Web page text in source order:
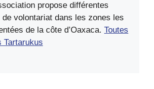
propose différentes
volontariat dans les zones les
de la côte d’Oaxaca. Toutes
Tartarukus